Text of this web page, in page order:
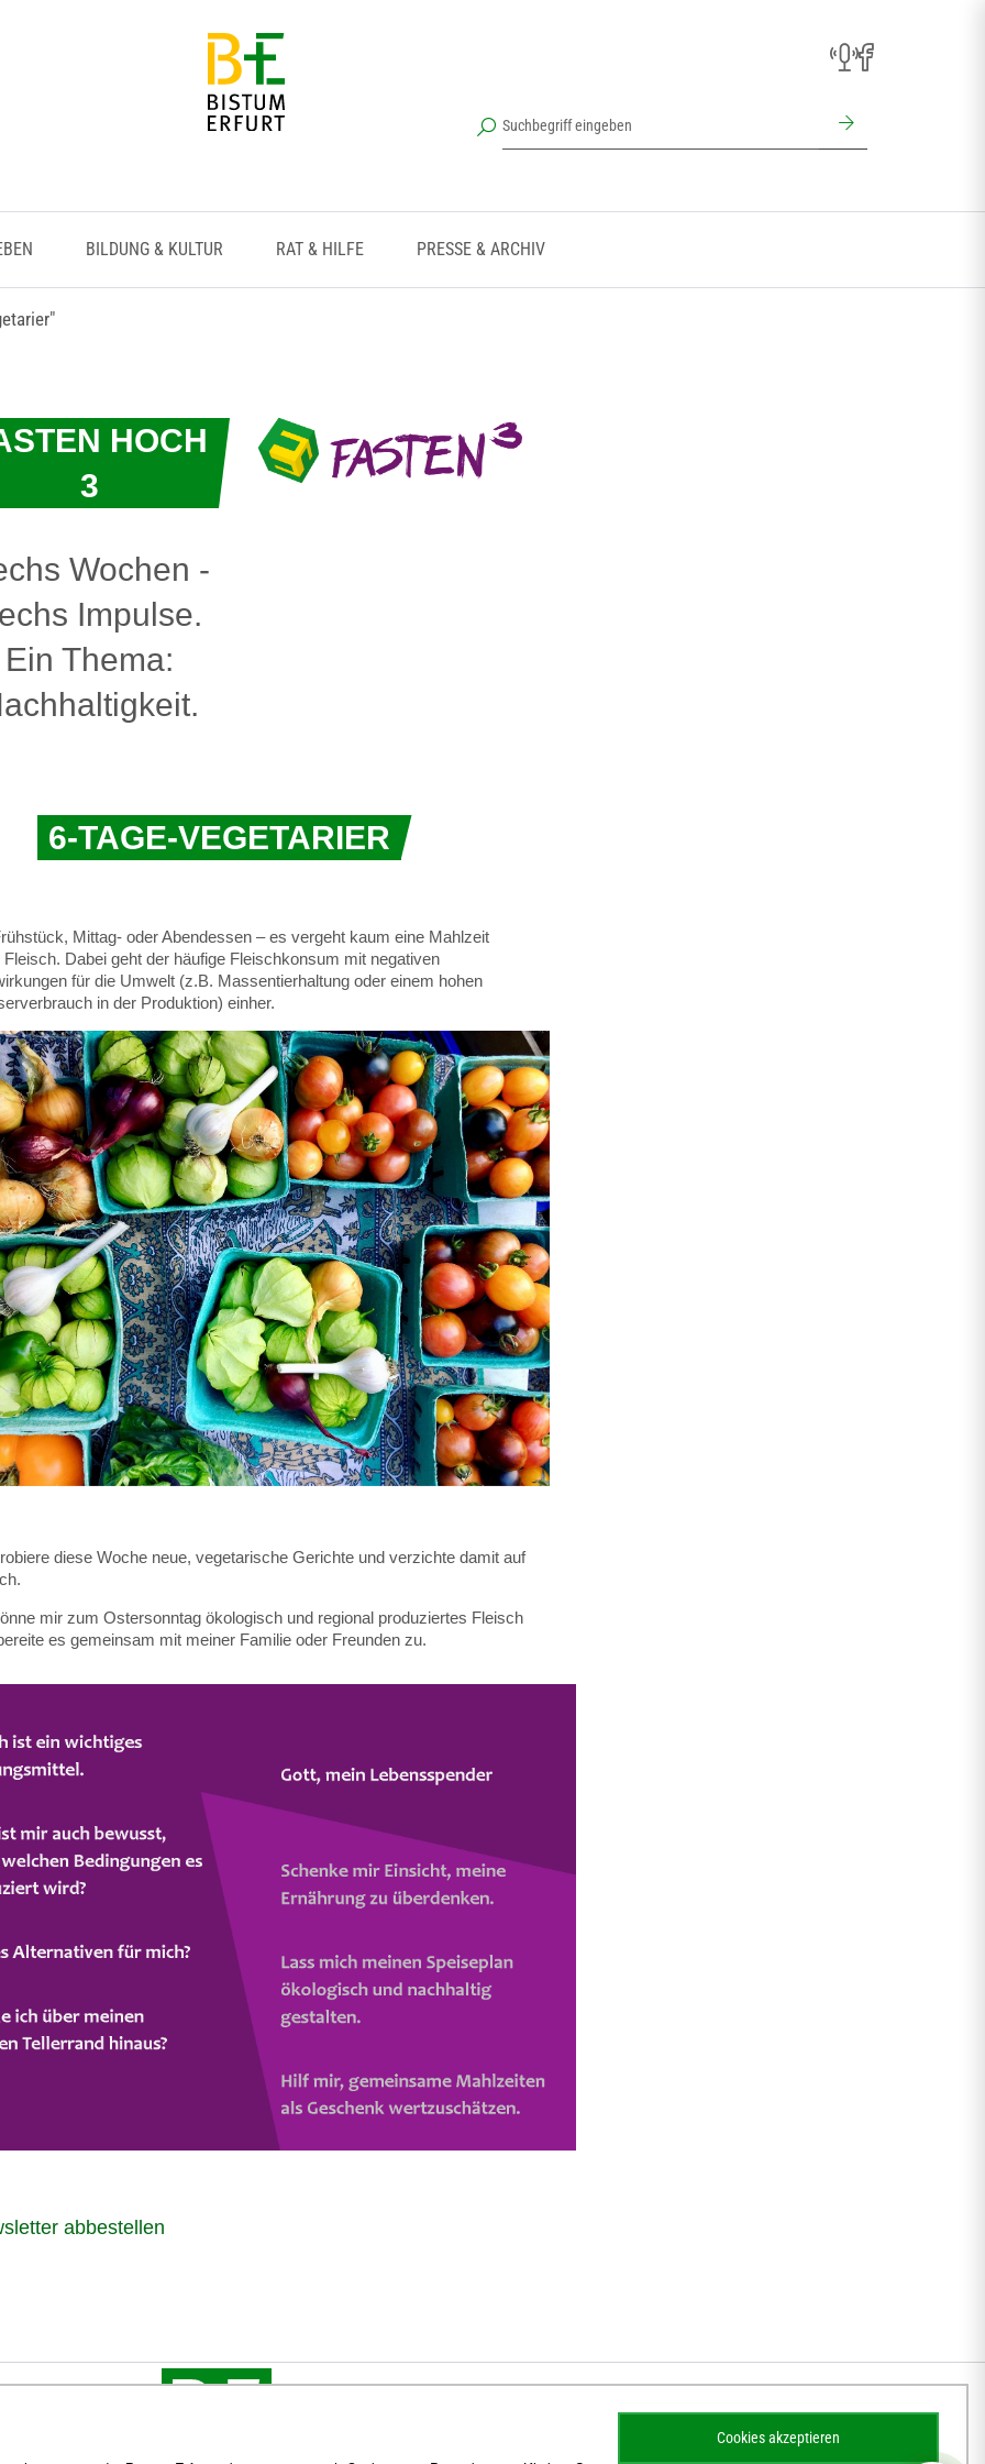
BILDUNG & KULTUR RAT & HILFE PRESSE & ARCHIV
HOCH
3
Wochen -
Impulse.
Ein Thema:
6-TAGE-VEGETARIER
Mittag- oder Abendessen – es vergeht kaum eine Mahlzeit
Fleisch. Dabei geht der häufige Fleischkonsum mit negativen
für die Umwelt (z.B. Massentierhaltung oder einem hohen
in der Produktion) einher.
diese Woche neue, vegetarische Gerichte und verzichte damit auf
mir zum Ostersonntag ökologisch und regional produziertes Fleisch
es gemeinsam mit meiner Familie oder Freunden zu.
abbestellen
Cookies akzeptieren